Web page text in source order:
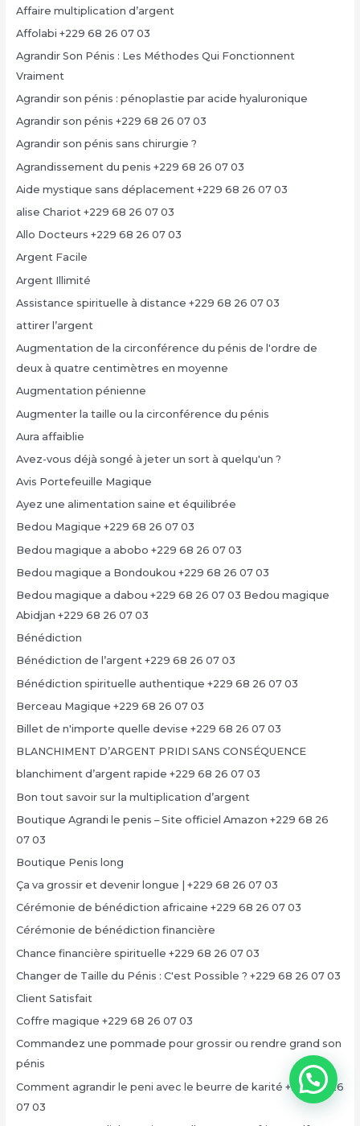
Affaire multiplication d’argent
Affolabi +229 68 26 07 03
Agrandir Son Pénis : Les Méthodes Qui Fonctionnent
Vraiment
Agrandir son pénis : pénoplastie par acide hyaluronique
Agrandir son pénis +229 68 26 07 03
Agrandir son pénis sans chirurgie ?
Agrandissement du penis +229 68 26 07 03
Aide mystique sans déplacement +229 68 26 07 03
alise Chariot +229 68 26 07 03
Allo Docteurs +229 68 26 07 03
Argent Facile
Argent Illimité
Assistance spirituelle à distance +229 68 26 07 03
attirer l’argent
Augmentation de la circonférence du pénis de l'ordre de
deux à quatre centimètres en moyenne
Augmentation pénienne
Augmenter la taille ou la circonférence du pénis
Aura affaiblie
Avez-vous déjà songé à jeter un sort à quelqu'un ?
Avis Portefeuille Magique
Ayez une alimentation saine et équilibrée
Bedou Magique +229 68 26 07 03
Bedou magique a abobo +229 68 26 07 03
Bedou magique a Bondoukou +229 68 26 07 03
Bedou magique a dabou +229 68 26 07 03 Bedou magique
Abidjan +229 68 26 07 03
Bénédiction
Bénédiction de l’argent +229 68 26 07 03
Bénédiction spirituelle authentique +229 68 26 07 03
Berceau Magique +229 68 26 07 03
Billet de n'importe quelle devise +229 68 26 07 03
BLANCHIMENT D’ARGENT PRIDI SANS CONSÉQUENCE
blanchiment d’argent rapide +229 68 26 07 03
Bon tout savoir sur la multiplication d’argent
Boutique Agrandi le penis – Site officiel Amazon +229 68 26
07 03
Boutique Penis long
Ça va grossir et devenir longue | +229 68 26 07 03
Cérémonie de bénédiction africaine +229 68 26 07 03
Cérémonie de bénédiction financière
Chance financière spirituelle +229 68 26 07 03
Changer de Taille du Pénis : C'est Possible ? +229 68 26 07 03
Client Satisfait
Coffre magique +229 68 26 07 03
Commandez une pommade pour grossir ou rendre grand son
pénis
Comment agrandir le peni avec le beurre de karité +229 68 26
07 03